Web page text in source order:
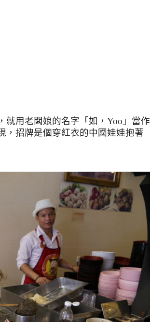
用老闆娘的名字「如， Yoo 」當作
，招牌是個穿紅衣的中國娃娃抱著